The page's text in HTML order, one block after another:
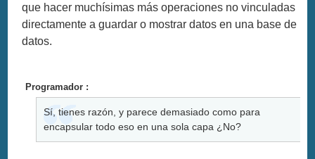
que hacer muchísimas más operaciones no vinculadas
directamente a guardar o mostrar datos en una base de
datos.
Programador :
Sí, tienes razón, y parece demasiado como para
encapsular todo eso en una sola capa ¿No?